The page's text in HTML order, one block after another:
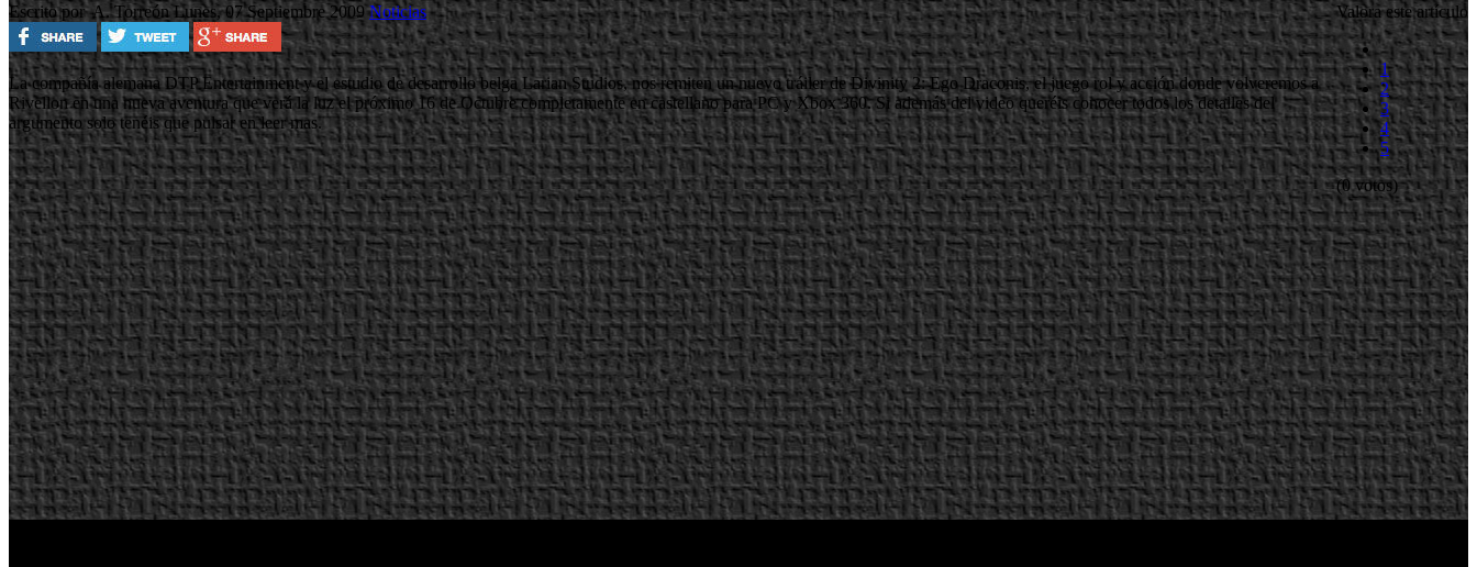
Escrito por A. TorreónLunes, 07 Septiembre 2009Noticias Valora este artículo
1
2
3
4
5
(0 votos)
La compañía alemana DTP Entertainment y el estudio de desarrollo belga Larian Studios, nos remiten un nuevo tráiler de Divinity 2: Ego Draconis, el juego rol y acción donde volveremos a
Rivellon en una nueva aventura que verá la luz el próximo 16 de Octubre completamente en castellano para PC y Xbox 360. Si además del video queréis conocer todos los detalles del
argumento solo tenéis que pulsar en leer mas.